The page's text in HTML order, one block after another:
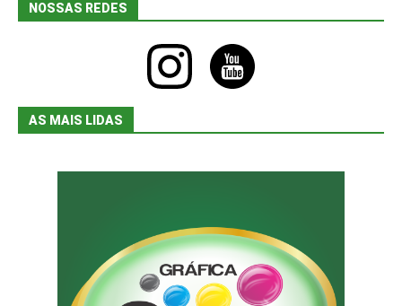
NOSSAS REDES
instagram youtube
AS MAIS LIDAS